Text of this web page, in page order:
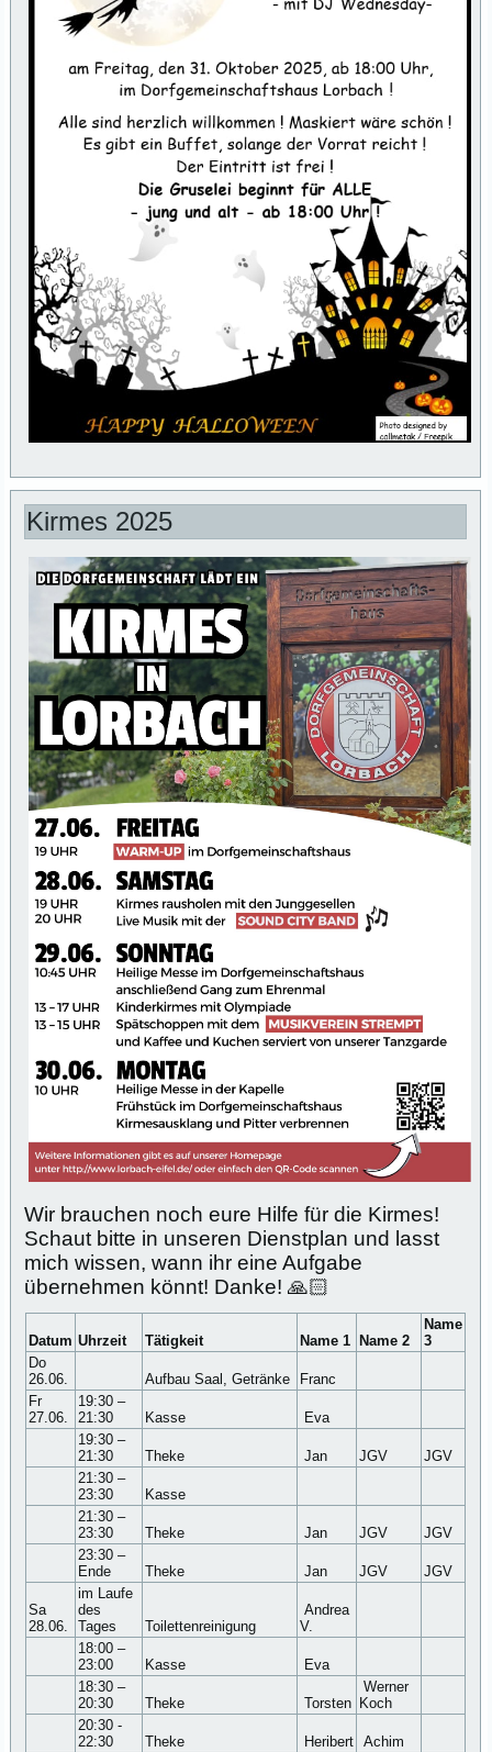
Kirmes 2025
Wir brauchen noch eure Hilfe für die Kirmes!
Schaut bitte in unseren Dienstplan und lasst
mich wissen, wann ihr eine Aufgabe
übernehmen könnt! Danke! 🙏🏻
Datum Uhrzeit Tätigkeit Name 1 Name 2
Name
3
Do
26.06.
Aufbau Saal, Getränke
Franc
Fr
27.06.
19:30 –
21:30
Kasse
Eva
19:30 –
21:30
Theke Jan JGV
JGV
21:30 –
23:30
Kasse
21:30 –
23:30
Theke Jan JGV
JGV
23:30 –
Ende
Theke Jan JGV JGV
Sa
28.06.
im Laufe
des
Tages
Toilettenreinigung
Andrea
V.
18:00 –
23:00
Kasse
Eva
18:30 –
20:30
Theke Torsten
Werner
Koch
20:30 -
22:30
Theke Heribert Achim